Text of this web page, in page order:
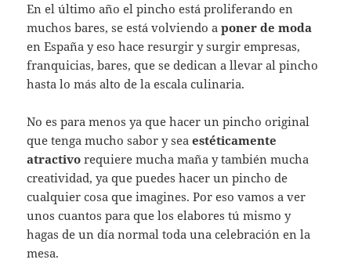
En el último año el pincho está proliferando en
muchos bares, se está volviendo a poner de moda
en España y eso hace resurgir y surgir empresas,
franquicias, bares, que se dedican a llevar al pincho
hasta lo más alto de la escala culinaria.
No es para menos ya que hacer un pincho original
que tenga mucho sabor y seaestéticamente
atractivo requiere mucha maña y también mucha
creatividad, ya que puedes hacer un pincho de
cualquier cosa que imagines. Por eso vamos a ver
unos cuantos para que los elabores tú mismo y
hagas de un día normal toda una celebración en la
mesa.